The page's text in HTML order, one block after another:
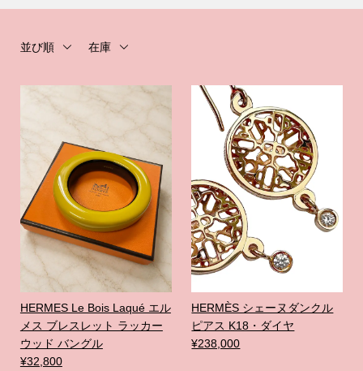
並び順 在庫
HERMES Le Bois Laqué エル
メス ブレスレット ラッカー
ウッド バングル
¥32,800
HERMÈS シェーヌダンクル
ピアス K18・ダイヤ
¥238,000